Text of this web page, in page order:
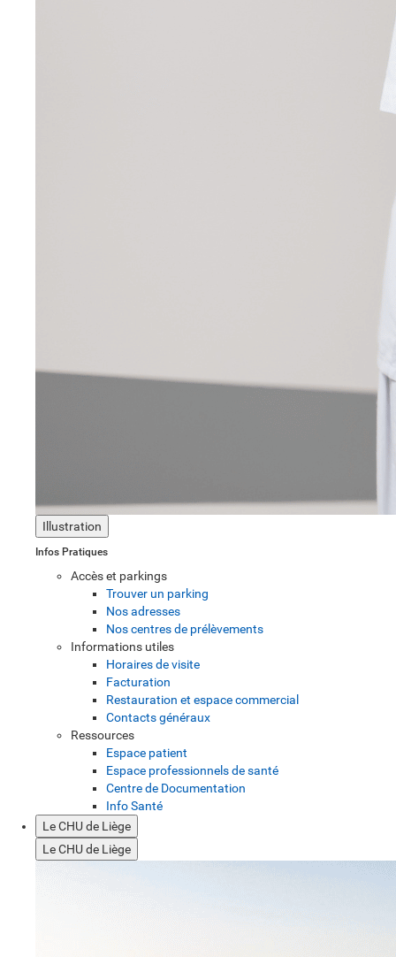
Illustration
Infos Pratiques
Accès et parkings
Trouver un parking
Nos adresses
Nos centres de prélèvements
Informations utiles
Horaires de visite
Facturation
Restauration et espace commercial
Contacts généraux
Ressources
Espace patient
Espace professionnels de santé
Centre de Documentation
Info Santé
Le CHU de Liège
Le CHU de Liège